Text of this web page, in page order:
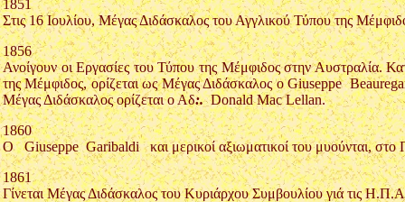
1851
Στις 16 Ιουλίου, Μέγας Διδάσκαλος του Αγγλικού Τύπου της
1856
Ανοίγουν οι Εργασίες του Τύπου της Μέμφιδος στην Αυστραλία.
της Μέμφιδος, ορίζεται ως Μέγας Διδάσκαλος ο Giuseppe
Μέγας Διδάσκαλος ορίζεται ο Αδ:.Donald Mac Lellan.
1860
Ο Giuseppe Garibaldi και μερικοί αξιωματικοί του μυούνται,
1861
Γίνεται Μέγας Διδάσκαλος του Κυριάρχου Συμβουλίου γιά τις